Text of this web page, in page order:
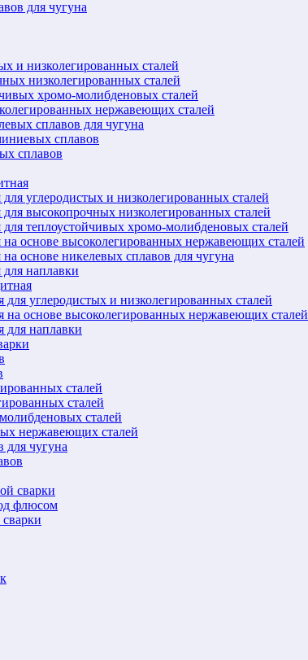
для чугуна
и низколегированных сталей
низколегированных сталей
хромо-молибденовых сталей
нержавеющих сталей
сплавов для чугуна
сплавов
сплавов
углеродистых и низколегированных сталей
высокопрочных низколегированных сталей
теплоустойчивых хромо-молибденовых сталей
основе высоколегированных нержавеющих сталей
основе никелевых сплавов для чугуна
наплавки
углеродистых и низколегированных сталей
на основе высоколегированных нержавеющих сталей
для наплавки
сталей
сталей
сталей
нержавеющих сталей
для чугуна
сварки
флюсом